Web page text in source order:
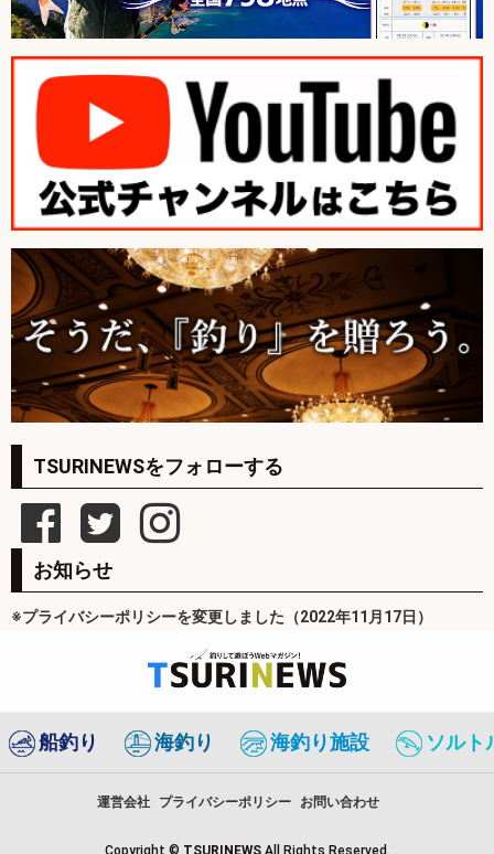
TSURINEWSをフォローする
お知らせ
※プライバシーポリシーを変更しました（2022年11月17日）
船釣り 海釣り 海釣り施設 ソルト
運営会社 プライバシーポリシー お問い合わせ